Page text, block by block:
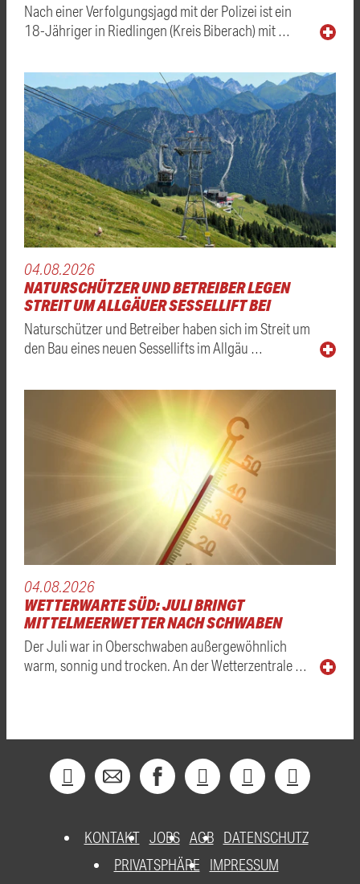
Nach einer Verfolgungsjagd mit der Polizei ist ein
18-Jähriger in Riedlingen (Kreis Biberach) mit …
04.08.2026
NATURSCHÜTZER UND BETREIBER LEGEN
STREIT UM ALLGÄUER SESSELLIFT BEI
Naturschützer und Betreiber haben sich im Streit um
den Bau eines neuen Sessellifts im Allgäu …
04.08.2026
WETTERWARTE SÜD: JULI BRINGT
MITTELMEERWETTER NACH SCHWABEN
Der Juli war in Oberschwaben außergewöhnlich
warm, sonnig und trocken. An der Wetterzentrale …
KONTAKT JOBS AGB DATENSCHUTZ
PRIVATSPHÄRE
IMPRESSUM